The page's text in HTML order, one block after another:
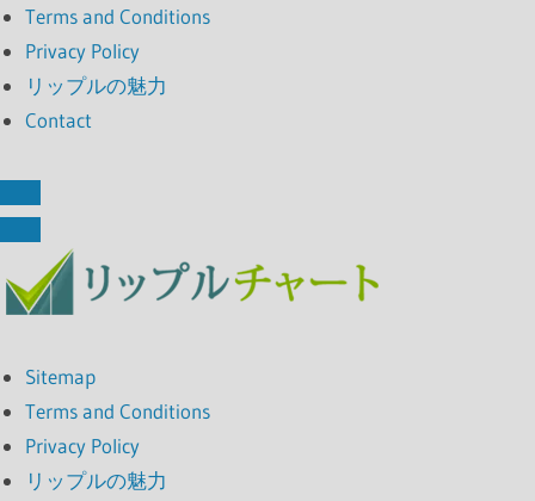
Terms and Conditions
Privacy Policy
リップルの魅力
Contact
Sitemap
Terms and Conditions
Privacy Policy
リップルの魅力